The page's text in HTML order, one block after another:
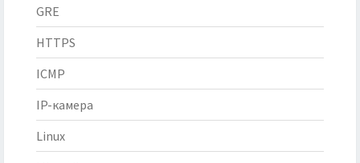
GRE
HTTPS
ICMP
IP-камера
Linux